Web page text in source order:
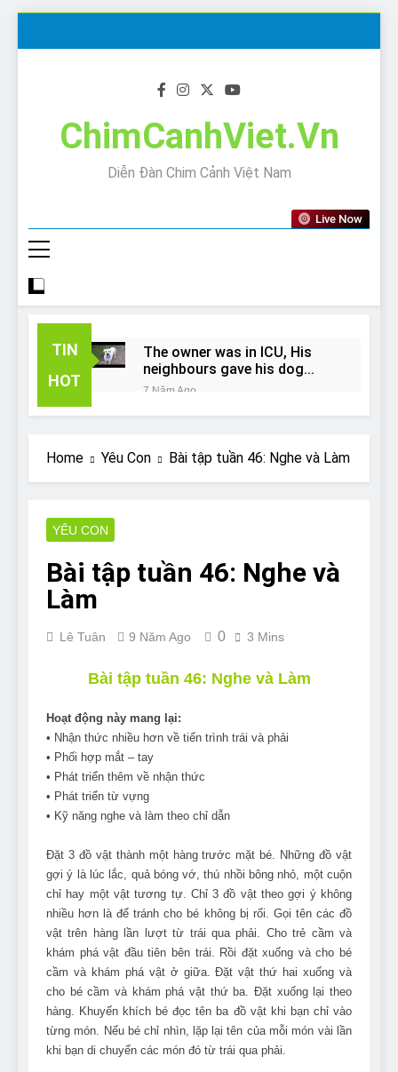
ChimCanhViet.Vn
Diễn Đàn Chim Cảnh Việt Nam
Live Now
TIN
HOT
The owner was in ICU, His
neighbours gave his dog
away!
7 Năm Ago
Why Do Bulldogs Snore?
Do Bulldogs Fart? Yes! And
The Ultimate Guide to What
Bulldogs Can (and can’t) Eat
7 Năm Ago
Bulldog Anal Gland Problem
7 Năm Ago
Can Bulldogs Run Long
Can Bulldogs Play Fetch?
And How to Train Them!
How Often Do I Need to
Groom My Bulldog
7 Năm Ago
Home Yêu Con Bài tập tuần 46: Nghe và Làm
YÊU CON
Bài tập tuần 46: Nghe và
Làm
Lê Tuân 9 Năm Ago 0 3 Mins
Bài tập tuần 46: Nghe và Làm
Hoạt động này mang lại:
• Nhận thức nhiều hơn về tiến trình trái và phải
• Phối hợp mắt – tay
• Phát triển thêm về nhận thức
• Phát triển từ vựng
• Kỹ năng nghe và làm theo chỉ dẫn
Đặt 3 đồ vật thành một hàng trước mặt bé. Những đồ vật
gợi ý là lúc lắc, quả bóng vớ, thú nhồi bông nhỏ, một cuộn
chỉ hay một vật tương tự. Chỉ 3 đồ vật theo gợi ý không
nhiều hơn là để tránh cho bé không bị rối. Gọi tên các đồ
vật trên hàng lần lượt từ trái qua phải. Cho trẻ cầm và
khám phá vật đầu tiên bên trái. Rồi đặt xuống và cho bé
cầm và khám phá vật ở giữa. Đặt vật thứ hai xuống và
cho bé cầm và khám phá vật thứ ba. Đặt xuống lại theo
hàng. Khuyến khích bé đọc tên ba đồ vật khi bạn chỉ vào
từng món. Nếu bé chỉ nhìn, lặp lại tên của mỗi món vài lần
khi bạn di chuyển các món đó từ trái qua phải.